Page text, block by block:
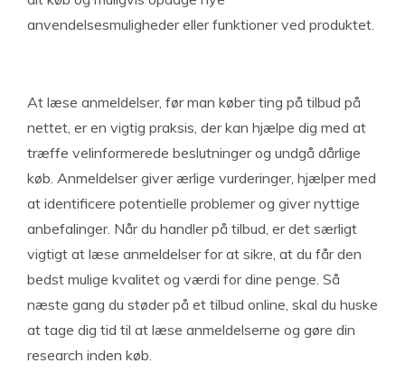
anvendelsesmuligheder eller funktioner ved produktet.
At læse anmeldelser, før man køber ting på tilbud på
nettet, er en vigtig praksis, der kan hjælpe dig med at
træffe velinformerede beslutninger og undgå dårlige
køb. Anmeldelser giver ærlige vurderinger, hjælper med
at identificere potentielle problemer og giver nyttige
anbefalinger. Når du handler på tilbud, er det særligt
vigtigt at læse anmeldelser for at sikre, at du får den
bedst mulige kvalitet og værdi for dine penge. Så
næste gang du støder på et tilbud online, skal du huske
at tage dig tid til at læse anmeldelserne og gøre din
research inden køb.